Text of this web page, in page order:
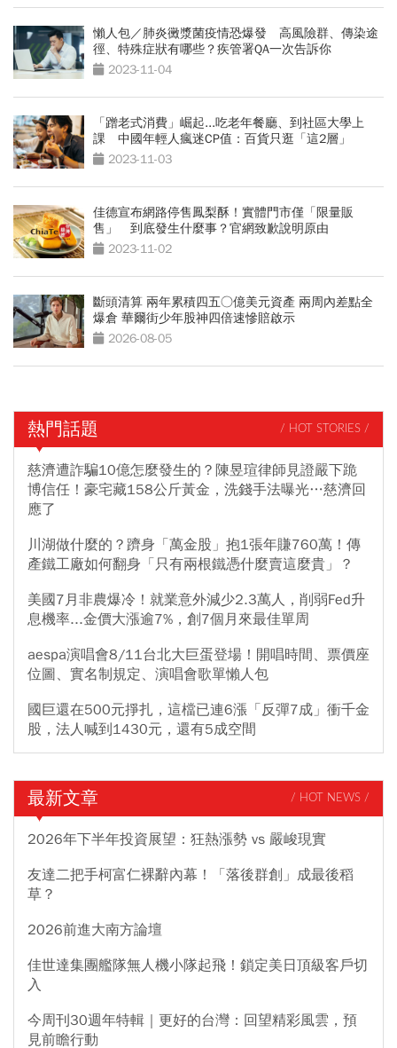
懶人包／肺炎黴漿菌疫情恐爆發 高風險群、傳染途
徑、特殊症狀有哪些？疾管署QA一次告訴你
2023-11-04
「蹭老式消費」崛起...吃老年餐廳、到社區大學上
課 中國年輕人瘋迷CP值：百貨只逛「這2層」
2023-11-03
佳德宣布網路停售鳳梨酥！實體門市僅「限量販
售」 到底發生什麼事？官網致歉說明原由
2023-11-02
斷頭清算 兩年累積四五○億美元資產 兩周內差點全
爆倉 華爾街少年股神四倍速慘賠啟示
2026-08-05
熱門話題 / HOT STORIES /
慈濟遭詐騙10億怎麼發生的？陳昱瑄律師見證嚴下跪
博信任！豪宅藏158公斤黃金，洗錢手法曝光…慈濟回
應了
川湖做什麼的？躋身「萬金股」抱1張年賺760萬！傳
產鐵工廠如何翻身「只有兩根鐵憑什麼賣這麼貴」？
美國7月非農爆冷！就業意外減少2.3萬人，削弱Fed升
息機率...金價大漲逾7%，創7個月來最佳單周
aespa演唱會8/11台北大巨蛋登場！開唱時間、票價座
位圖、實名制規定、演唱會歌單懶人包
國巨還在500元掙扎，這檔已連6漲「反彈7成」衝千金
股，法人喊到1430元，還有5成空間
最新文章 / HOT NEWS /
2026年下半年投資展望：狂熱漲勢 vs 嚴峻現實
友達二把手柯富仁裸辭內幕！「落後群創」成最後稻
草？
2026前進大南方論壇
佳世達集團艦隊無人機小隊起飛！鎖定美日頂級客戶切
入
今周刊30週年特輯｜更好的台灣：回望精彩風雲，預
見前瞻行動